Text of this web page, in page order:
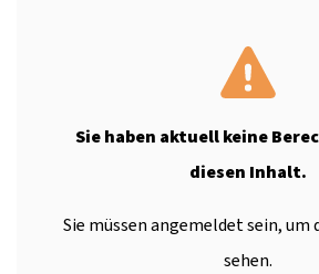
Sie haben aktuell keine
diesen Inhalt.
Sie müssen angemeldet sein, um
sehen.